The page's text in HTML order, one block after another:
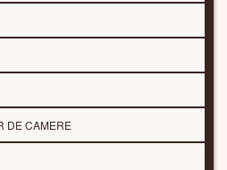
DE CAMERE